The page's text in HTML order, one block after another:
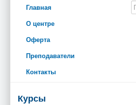
Главная
О центре
Оферта
Преподаватели
Контакты
Курсы